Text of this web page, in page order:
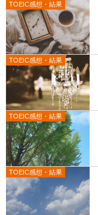
TOEIC感想・結果
TOEIC感想・結果
TOEIC感想・結果
TOEIC感想・結果